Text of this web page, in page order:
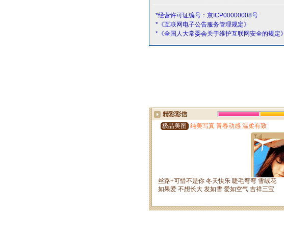
*经营许可证编号：京ICP00000008号
*《互联网电子公告服务管理规定》
*《全国人大常委会关于维护互联网安全的规定》